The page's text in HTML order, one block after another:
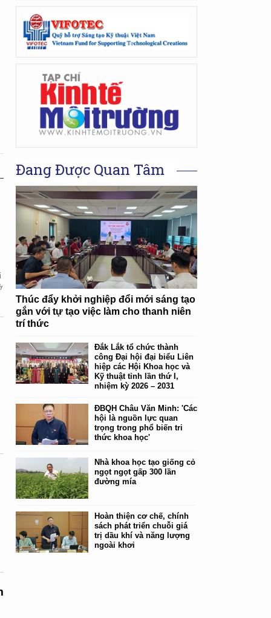
Đang Được Quan Tâm
Thúc đẩy khởi nghiệp đổi mới sáng tạo
gắn với tự tạo việc làm cho thanh niên
trí thức
Đắk Lắk tổ chức thành
công Đại hội đại biểu Liên
hiệp các Hội Khoa học và
Kỹ thuật tỉnh lần thứ I,
nhiệm kỳ 2026 – 2031
ĐBQH Châu Văn Minh: 'Các
hội là nguồn lực quan
trọng trong phổ biến tri
thức khoa học'
Nhà khoa học tạo giống cỏ
ngọt ngọt gấp 300 lần
đường mía
Hoàn thiện cơ chế, chính
sách phát triển chuỗi giá
trị dầu khí và năng lượng
ngoài khơi